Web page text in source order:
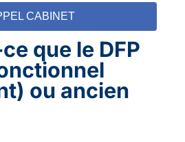
CABINET
ce que le DFP
ou ancien